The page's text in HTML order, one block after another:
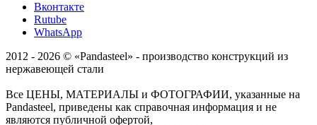
Вконтакте
Rutube
WhatsApp
2012 - 2026 © «Pandasteel» - производство конструкций из
нержавеющей стали
Все ЦЕНЫ, МАТЕРИАЛЫ и ФОТОГРАФИИ, указанные на
Pandasteel, приведены как справочная информация и не
являются публичной офертой,